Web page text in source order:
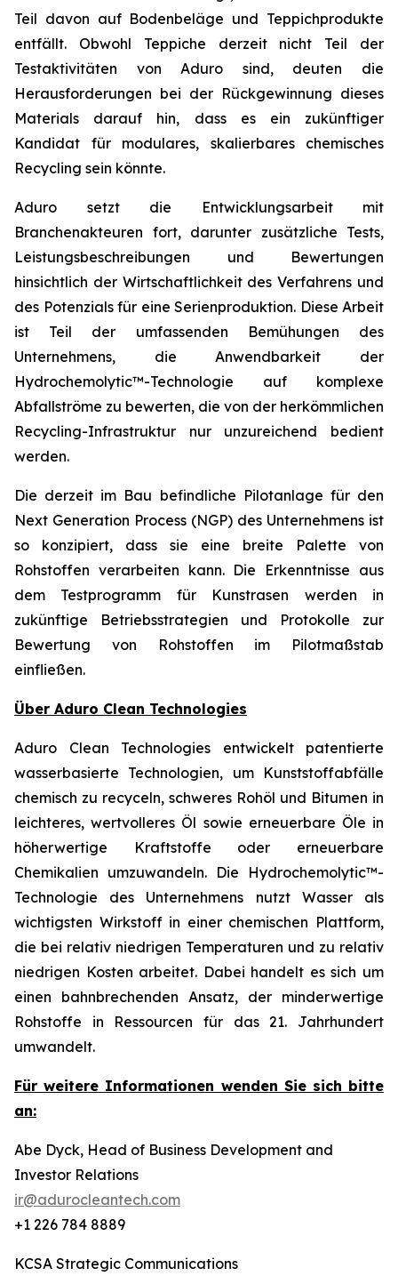
Teil davon auf Bodenbeläge und Teppichprodukte
entfällt. Obwohl Teppiche derzeit nicht Teil der
Testaktivitäten von Aduro sind, deuten die
Herausforderungen bei der Rückgewinnung dieses
Materials darauf hin, dass es ein zukünftiger
Kandidat für modulares, skalierbares chemisches
Recycling sein könnte.
Aduro setzt die Entwicklungsarbeit mit
Branchenakteuren fort, darunter zusätzliche Tests,
Leistungsbeschreibungen und Bewertungen
hinsichtlich der Wirtschaftlichkeit des Verfahrens und
des Potenzials für eine Serienproduktion. Diese Arbeit
ist Teil der umfassenden Bemühungen des
Unternehmens, die Anwendbarkeit der
Hydrochemolytic™-Technologie auf komplexe
Abfallströme zu bewerten, die von der herkömmlichen
Recycling-Infrastruktur nur unzureichend bedient
werden.
Die derzeit im Bau befindliche Pilotanlage für den
Next Generation Process (NGP) des Unternehmens ist
so konzipiert, dass sie eine breite Palette von
Rohstoffen verarbeiten kann. Die Erkenntnisse aus
dem Testprogramm für Kunstrasen werden in
zukünftige Betriebsstrategien und Protokolle zur
Bewertung von Rohstoffen im Pilotmaßstab
einfließen.
Über Aduro Clean Technologies
Aduro Clean Technologies entwickelt patentierte
wasserbasierte Technologien, um Kunststoffabfälle
chemisch zu recyceln, schweres Rohöl und Bitumen in
leichteres, wertvolleres Öl sowie erneuerbare Öle in
höherwertige Kraftstoffe oder erneuerbare
Chemikalien umzuwandeln. Die Hydrochemolytic™-
Technologie des Unternehmens nutzt Wasser als
wichtigsten Wirkstoff in einer chemischen Plattform,
die bei relativ niedrigen Temperaturen und zu relativ
niedrigen Kosten arbeitet. Dabei handelt es sich um
einen bahnbrechenden Ansatz, der minderwertige
Rohstoffe in Ressourcen für das 21. Jahrhundert
umwandelt.
Für weitere Informationen wenden Sie sich bitte
an:
Abe Dyck, Head of Business Development and
Investor Relations
ir@adurocleantech.com
+1 226 784 8889
KCSA Strategic Communications